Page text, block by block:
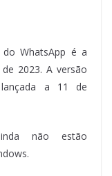
WhatsApp é a
2023. A versão
a 11 de
não estão